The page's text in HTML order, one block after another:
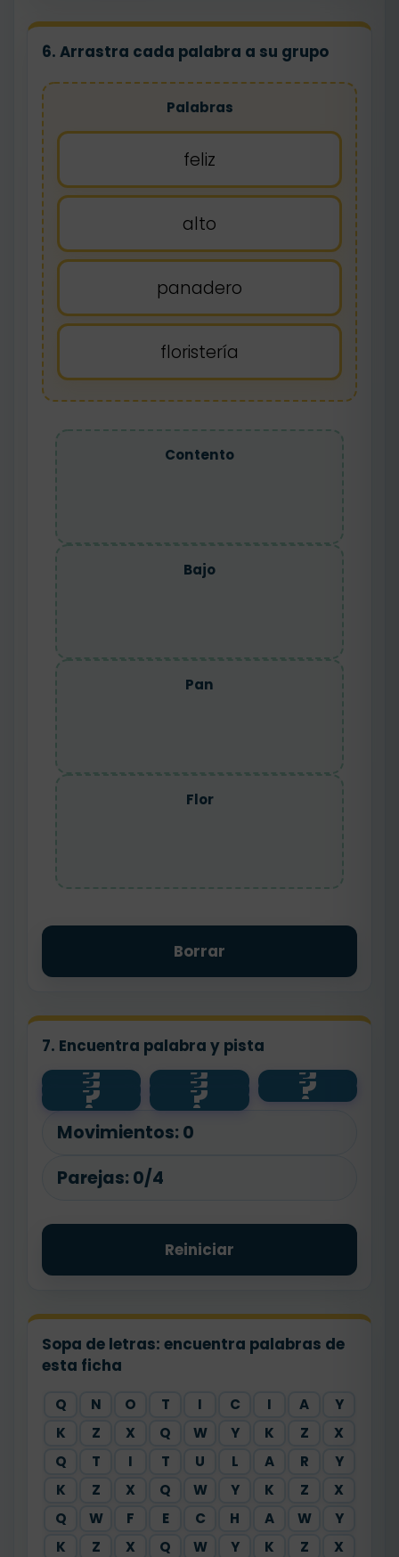
6. Arrastra cada palabra a su grupo
Palabras
feliz
alto
panadero
floristería
Contento
Bajo
Pan
Flor
Borrar
7. Encuentra palabra y pista
?
flor ?
bajo ?
floristería
?
contento ?
feliz ?
panadero
?
pan ?
alto
Movimientos: 0
Parejas: 0/4
Reiniciar
Sopa de letras: encuentra palabras de
esta ficha
Q N O T I C I A
Y
K
Z X Q W Y K Z
X
Q
T I T U L A R
Y
K
Z X Q W Y K Z
X
Q
W F E C H A W
Y
K
Z X Q W Y K Z
X